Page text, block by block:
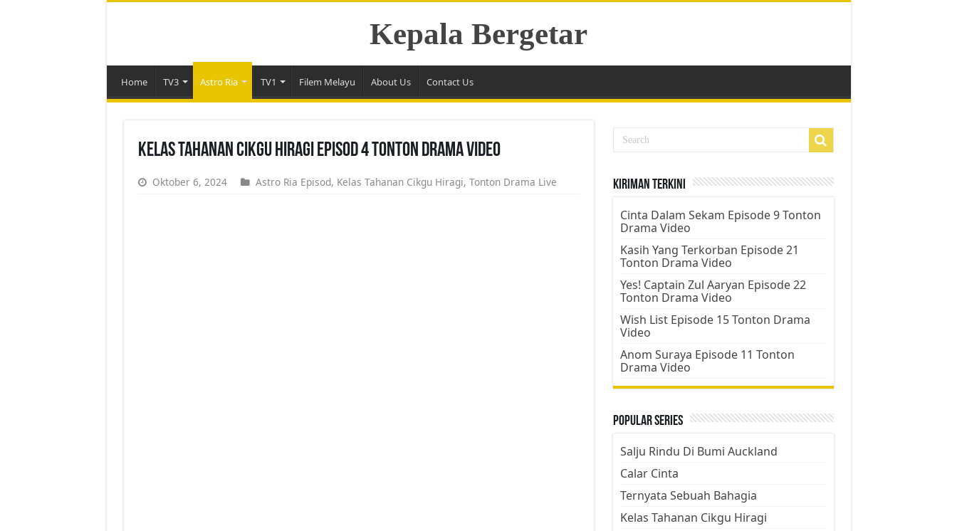
Kepala Bergetar
Home TV3 Astro Ria TV1 Filem Melayu About Us Contact Us
Kelas Tahanan Cikgu Hiragi Episod 4 Tonton Drama Video
Oktober 6, 2024 Astro Ria Episod, Kelas Tahanan Cikgu Hiragi, Tonton Drama Live Kiriman Terkini
Cinta Dalam Sekam Episode 9 Tonton
Drama Video
Kasih Yang Terkorban Episode 21
Tonton Drama Video
Yes! Captain Zul Aaryan Episode 22
Tonton Drama Video
Wish List Episode 15 Tonton Drama
Video
Anom Suraya Episode 11 Tonton
Drama Video
Popular Series
Salju Rindu Di Bumi Auckland
Calar Cinta
Ternyata Sebuah Bahagia
Kelas Tahanan Cikgu Hiragi